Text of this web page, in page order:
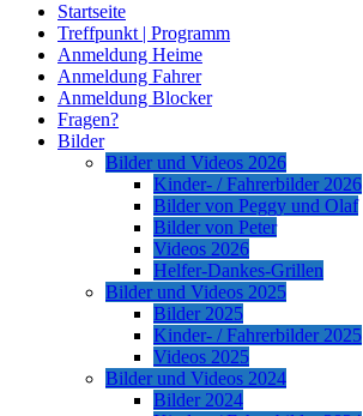
Startseite
Treffpunkt | Programm
Anmeldung Heime
Anmeldung Fahrer
Anmeldung Blocker
Fragen?
Bilder
Bilder und Videos 2026
Kinder- / Fahrerbilder 2026
Bilder von Peggy und Olaf
Bilder von Peter
Videos 2026
Helfer-Dankes-Grillen
Bilder und Videos 2025
Bilder 2025
Kinder- / Fahrerbilder 2025
Videos 2025
Bilder und Videos 2024
Bilder 2024